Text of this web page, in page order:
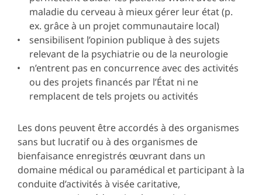
maladie du cerveau à mieux gérer leur état (p.
ex. grâce à un projet communautaire local)
sensibilisent l’opinion publique à des sujets
relevant de la psychiatrie ou de la neurologie
n’entrent pas en concurrence avec des activités
ou des projets financés par l’État ni ne
remplacent de tels projets ou activités
Les dons peuvent être accordés à des organismes
sans but lucratif ou à des organismes de
bienfaisance enregistrés œuvrant dans un
domaine médical ou paramédical et participant à la
conduite d’activités à visée caritative,